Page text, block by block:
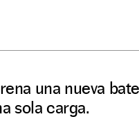
una nueva
sola carga.